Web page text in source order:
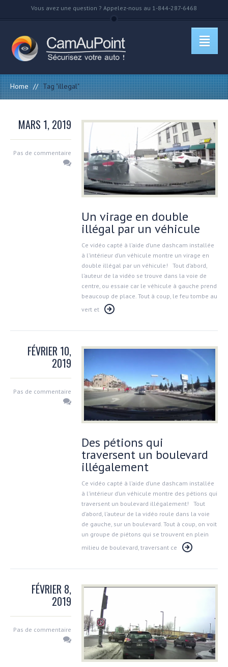
Vous avez une question ? Appelez-nous au 1-844-287-6468
Home // Tag "illegal"
MARS 1, 2019
Pas de commentaire
Un virage en double
illégal par un véhicule
Ce vidéo capté à l’aide d’une dashcam installée
à l’intérieur d’un véhicule montre un virage en
double illégal par un véhicule! Tout d’abord,
l’auteur de la vidéo se trouve dans la voie de
centre, ou essaie car le véhicule à gauche prend
beaucoup de place. Tout à coup, le feu tombe au
vert et
FÉVRIER 10,
2019
Pas de commentaire
Des pétions qui
traversent un boulevard
illégalement
Ce vidéo capté à l’aide d’une dashcam installée
à l’intérieur d’un véhicule montre des pétions qui
traversent un boulevard illégalement! Tout
d’abord, l’auteur de la vidéo roule dans la voie
de gauche, sur un boulevard. Tout à coup, on voit
un groupe de piétons qui se trouvent en plein
milieu de boulevard, traversant ce
FÉVRIER 8,
2019
Pas de commentaire